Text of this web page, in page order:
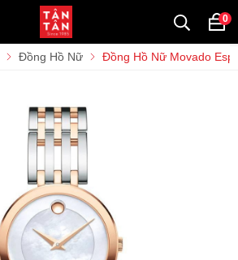
0
Đồng Hồ Nữ Đồng Hồ Nữ Movado